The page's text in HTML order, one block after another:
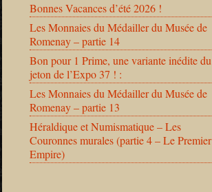
Bonnes Vacances d’été 2026 !
Les Monnaies du Médailler du Musée de
Romenay – partie 14
Bon pour 1 Prime, une variante inédite du
jeton de l’Expo 37 ! :
Les Monnaies du Médailler du Musée de
Romenay – partie 13
Héraldique et Numismatique – Les
Couronnes murales (partie 4 – Le Premier
Empire)